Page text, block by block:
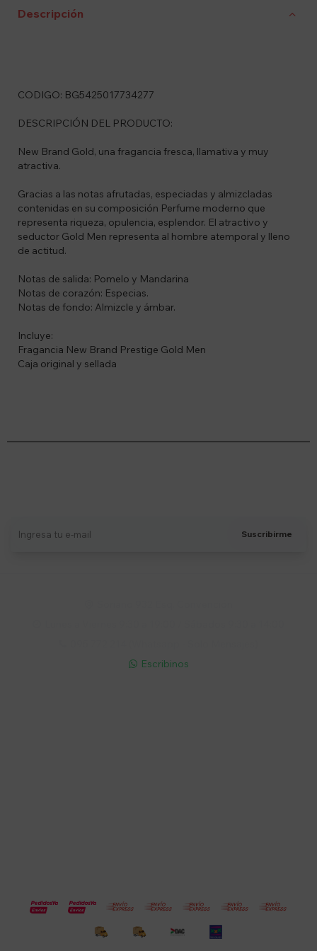
Descripción
CODIGO: BG5425017734277
DESCRIPCIÓN DEL PRODUCTO:
New Brand Gold, una fragancia fresca, llamativa y muy
atractiva.
Gracias a las notas afrutadas, especiadas y almizcladas
contenidas en su composición Perfume moderno que
representa riqueza, opulencia, esplendor. El atractivo y
seductor Gold Men representa al hombre atemporal y lleno
de actitud.
Notas de salida: Pomelo y Mandarina
Notas de corazón: Especias.
Notas de fondo: Almizcle y ámbar.
Incluye:
Fragancia New Brand Prestige Gold Men
Caja original y sellada
Suscribirme
 Escribinos